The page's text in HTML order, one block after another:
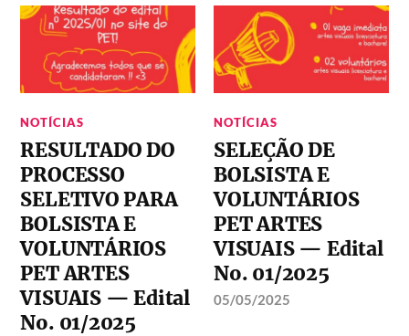
NOTÍCIAS
RESULTADO DO
PROCESSO
SELETIVO PARA
BOLSISTA E
VOLUNTÁRIOS
PET ARTES
VISUAIS — Edital
No. 01/2025
NOTÍCIAS
SELEÇÃO DE
BOLSISTA E
VOLUNTÁRIOS
PET ARTES
VISUAIS — Edital
No. 01/2025
05/05/2025